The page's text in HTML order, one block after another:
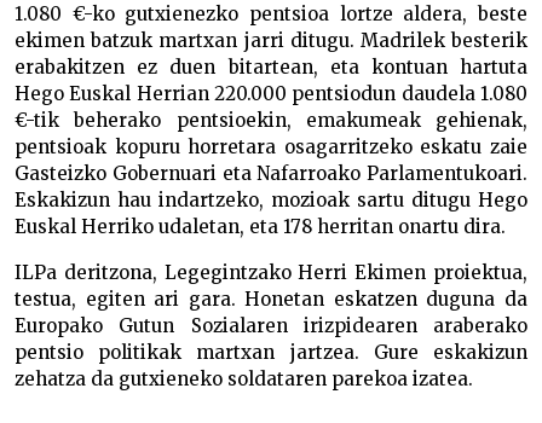
1.080 €-ko gutxienezko pentsioa lortze aldera, beste
ekimen batzuk martxan jarri ditugu. Madrilek besterik
erabakitzen ez duen bitartean, eta kontuan hartuta
Hego Euskal Herrian 220.000 pentsiodun daudela 1.080
€-tik beherako pentsioekin, emakumeak gehienak,
pentsioak kopuru horretara osagarritzeko eskatu zaie
Gasteizko Gobernuari eta Nafarroako Parlamentukoari.
Eskakizun hau indartzeko, mozioak sartu ditugu Hego
Euskal Herriko udaletan, eta 178 herritan onartu dira.
ILPa deritzona, Legegintzako Herri Ekimen proiektua,
testua, egiten ari gara. Honetan eskatzen duguna da
Europako Gutun Sozialaren irizpidearen araberako
pentsio politikak martxan jartzea. Gure eskakizun
zehatza da gutxieneko soldataren parekoa izatea.